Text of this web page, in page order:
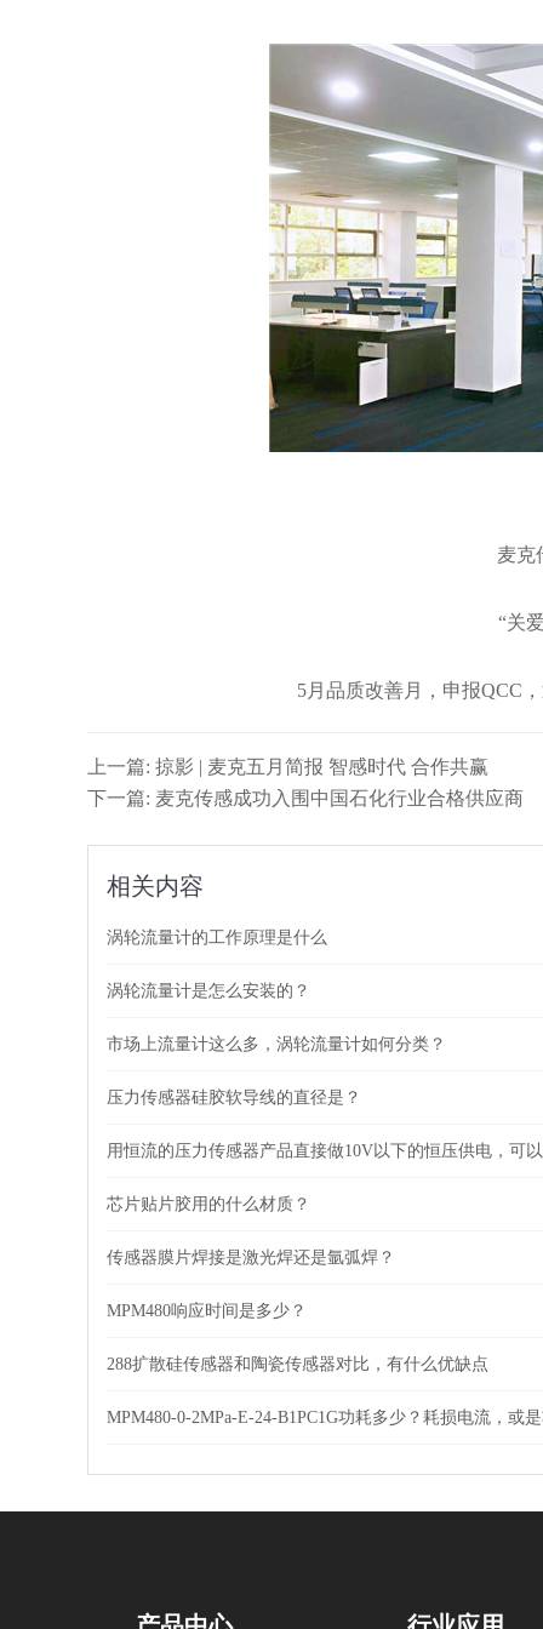
麦克
“关
5月品质改善月，申报QCC
上一篇: 掠影 | 麦克五月简报 智感时代 合作共赢
下一篇: 麦克传感成功入围中国石化行业合格供应商
相关内容
涡轮流量计的工作原理是什么
涡轮流量计是怎么安装的？
市场上流量计这么多，涡轮流量计如何分类？
压力传感器硅胶软导线的直径是？
用恒流的压力传感器产品直接做10V以下的恒压供电，可
芯片贴片胶用的什么材质？
传感器膜片焊接是激光焊还是氩弧焊？
MPM480响应时间是多少？
288扩散硅传感器和陶瓷传感器对比，有什么优缺点
MPM480-0-2MPa-E-24-B1PC1G功耗多少？耗损电流，或